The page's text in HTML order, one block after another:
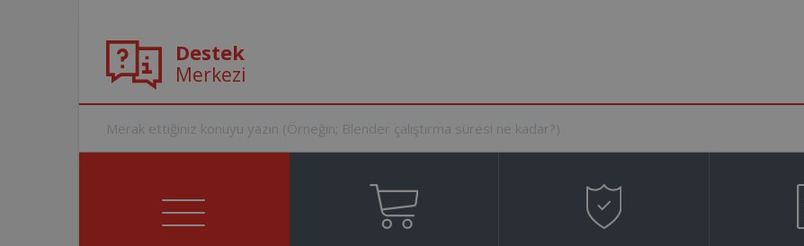
Destek
Merkezi